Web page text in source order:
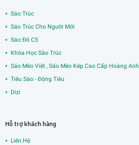
Sáo Trúc
Sáo Trúc Cho Người Mới
Sáo Đô C5
Khóa Học Sáo Trúc
Sáo Mèo Việt , Sáo Mèo Kép Cao Cấp Hoàng Anh
Tiêu Sáo - Động Tiêu
Dizi
Hỗ trợ khách hàng
Liên Hệ